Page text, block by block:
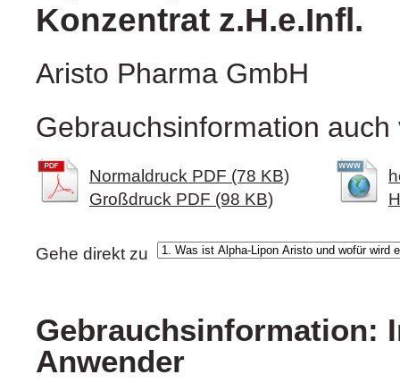
Konzentrat z.H.e.Infl.
Aristo Pharma GmbH
Gebrauchsinformation
Normaldruck PDF (78 KB)
Großdruck PDF (98 KB)
Gehe direkt zu
Gebrauchsinformation:
Anwender